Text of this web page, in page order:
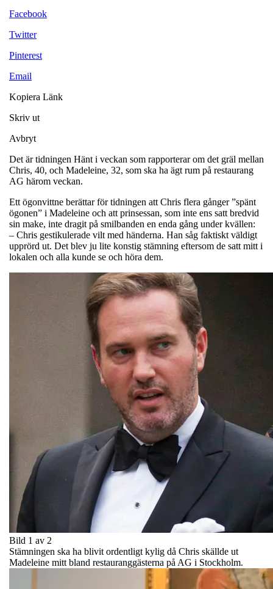
Facebook
Twitter
Pinterest
Email
Kopiera Länk
Skriv ut
Avbryt
Det är tidningen Hänt i veckan som rapporterar om det gräl mellan
Chris, 40, och Madeleine, 32, som ska ha ägt rum på restaurang
AG härom veckan.
Ett ögonvittne berättar för tidningen att Chris flera gånger ”spänt
ögonen” i Madeleine och att prinsessan, som inte ens satt bredvid
sin make, inte dragit på smilbanden en enda gång under kvällen:
– Chris gestikulerade vilt med händerna. Han såg faktiskt väldigt
upprörd ut. Det blev ju lite konstig stämning eftersom de satt mitt i
lokalen och alla kunde se och höra dem.
Bild 1 av 2
Stämningen ska ha blivit ordentligt kylig då Chris skällde ut
Madeleine mitt bland restauranggästerna på AG i Stockholm.